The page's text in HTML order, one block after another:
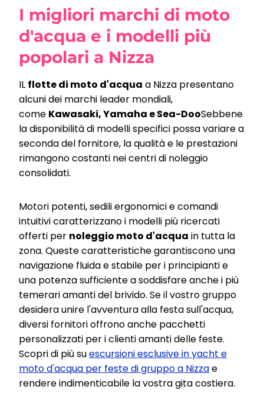
I migliori marchi di moto
d'acqua e i modelli più
popolari a Nizza
IL flotte di moto d'acqua a Nizza presentano
alcuni dei marchi leader mondiali,
come Kawasaki, Yamaha e Sea-DooSebbene
la disponibilità di modelli specifici possa variare a
seconda del fornitore, la qualità e le prestazioni
rimangono costanti nei centri di noleggio
consolidati.
Motori potenti, sedili ergonomici e comandi
intuitivi caratterizzano i modelli più ricercati
offerti per noleggio moto d'acqua in tutta la
zona. Queste caratteristiche garantiscono una
navigazione fluida e stabile per i principianti e
una potenza sufficiente a soddisfare anche i più
temerari amanti del brivido. Se il vostro gruppo
desidera unire l'avventura alla festa sull'acqua,
diversi fornitori offrono anche pacchetti
personalizzati per i clienti amanti delle feste.
Scopri di più suescursioni esclusive in yacht e
moto d'acqua per feste di gruppo a Nizzae
rendere indimenticabile la vostra gita costiera.